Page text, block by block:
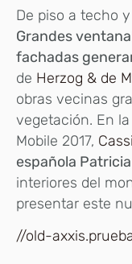
De piso a techo
Grandes
fachadas
de Herzog & de
obras vecinas
vegetación. En
Mobile 2017,
española
interiores del
presentar este
//old-